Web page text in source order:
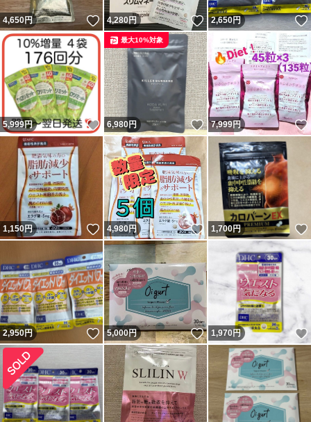
4,650円 いいね！
4,280円 いいね！
2,650円
5,999円 いいね！
6,980円 いいね！
最大10%対象
7,999円
1,150円 いいね！
4,980円 いいね！
1,700円
2,950円 いいね！
5,000円 いいね！
1,970 円